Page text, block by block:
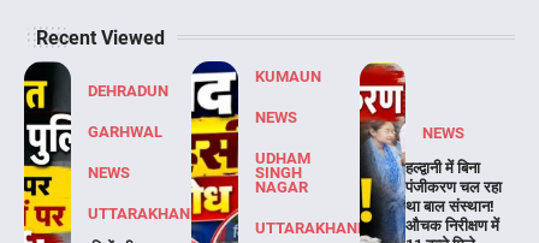
Recent Viewed
DEHRADUN
GARHWAL
NEWS
UTTARAKHAND
KUMAUN
NEWS
UDHAM
SINGH
NAGAR
UTTARAKHAND
NEWS
हल्द्वानी में बिना
पंजीकरण चल रहा
था बाल संस्थान!
औचक निरीक्षण में